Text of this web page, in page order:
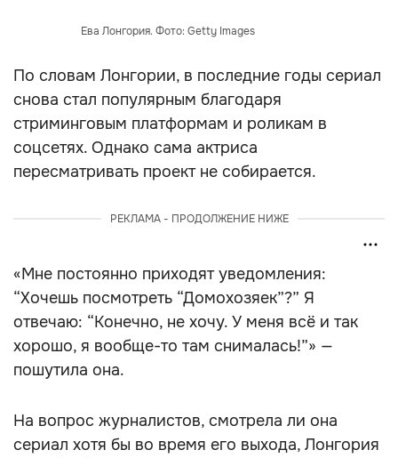
Ева Лонгория. Фото: Getty Images
По словам Лонгории, в последние годы сериал
снова стал популярным благодаря
стриминговым платформам и роликам в
соцсетях. Однако сама актриса
пересматривать проект не собирается.
РЕКЛАМА - ПРОДОЛЖЕНИЕ НИЖЕ
«Мне постоянно приходят уведомления:
“Хочешь посмотреть “Домохозяек”?” Я
отвечаю: “Конечно, не хочу. У меня всё и так
хорошо, я вообще-то там снималась!”» —
пошутила она.
На вопрос журналистов, смотрела ли она
сериал хотя бы во время его выхода, Лонгория